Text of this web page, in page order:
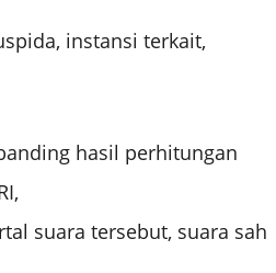
instansi terkait,
hasil perhitungan
suara tersebut, suara sah